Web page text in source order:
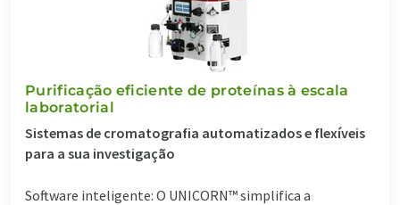
Purificação eficiente de proteínas à escala
laboratorial
Sistemas de cromatografia automatizados e flexíveis
para a sua investigação
Software inteligente: O UNICORN™ simplifica a